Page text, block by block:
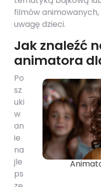
filmów
uwagę dzieci.
Jak znaleźć
animatora
Po
sz
uki
w
an
ie
na
jle
ps